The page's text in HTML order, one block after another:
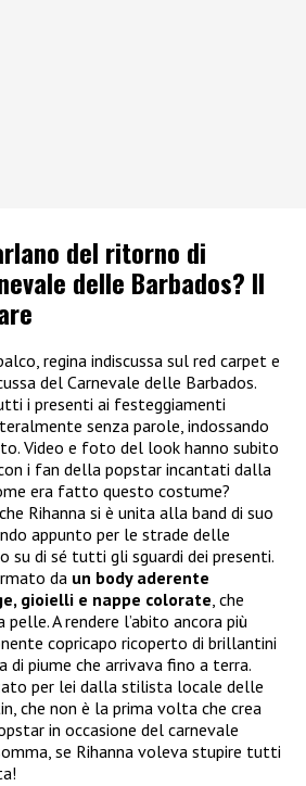
del ritorno di
delle Barbados? Il
regina indiscussa sul red carpet e
del Carnevale delle Barbados.
i presenti ai festeggiamenti
senza parole, indossando
Video e foto del look hanno subito
i fan della popstar incantati dalla
era fatto questo costume?
Rihanna si è unita alla band di suo
appunto per le strade delle
su di sé tutti gli sguardi dei presenti.
da un body aderente
gioielli e nappe colorate, che
A rendere l’abito ancora più
copricapo ricoperto di brillantini
di piume che arrivava fino a terra.
per lei dalla stilista locale delle
che non è la prima volta che crea
in occasione del carnevale
se Rihanna voleva stupire tutti